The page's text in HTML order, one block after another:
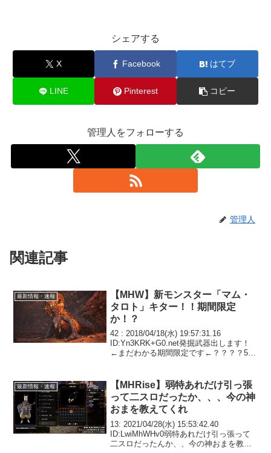
シェアする
X Facebook はてブ
LINE Pinterest コピー
管理人をフォローする
管理人
関連記事
最新情報・速報
【MHW】新モンスター「マム・
タロト」キター！！期間限定
か！？
42 : 2018/04/18(水) 19:57:31.16
ID:Yn3KRK+G0.net発掘武器出します！
←まだわかる期間限定です←？？？？59 :
最新情報・速報
【MHRise】弱特あれだけ引っ張
って二スロだったか、、、今の神
おまを教えてくれ
13: 2021/04/28(水) 15:53:42.40
ID:LwiMhWHv0弱特あれだけ引っ張って
二スロだったんか、、今の神おまを教え